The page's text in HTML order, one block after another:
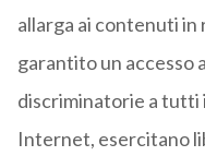
allarga ai contenuti
garantito un accesso
discriminatorie a
Internet, esercitano